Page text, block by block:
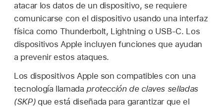
atacar los datos de un dispositivo, se requiere
comunicarse con el dispositivo usando una interfaz
física como Thunderbolt, Lightning o USB-C. Los
dispositivos Apple incluyen funciones que ayudan
a prevenir estos ataques.
Los dispositivos Apple son compatibles con una
tecnología llamada protección de claves selladas
(SKP)que está diseñada para garantizar que el